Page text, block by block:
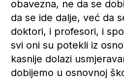
obavezna, ne da se
da se ide dalje, već da
doktori, i profesori, i
svi oni su potekli iz
kasnije dolazi
dobijemo u osnovnoj